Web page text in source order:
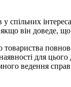
спільних
він доведе,
для
ведення